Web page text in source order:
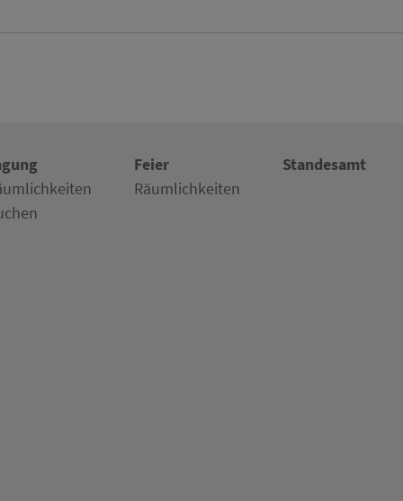
Feier
Räumlichkeiten
Standesamt